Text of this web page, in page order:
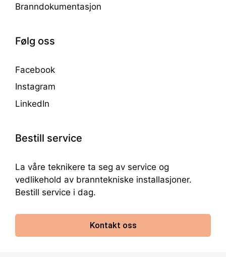
Branndokumentasjon
Følg oss
Facebook
Instagram
LinkedIn
Bestill service
La våre teknikere ta seg av service og
vedlikehold av branntekniske installasjoner.
Bestill service i dag.
Kontakt oss